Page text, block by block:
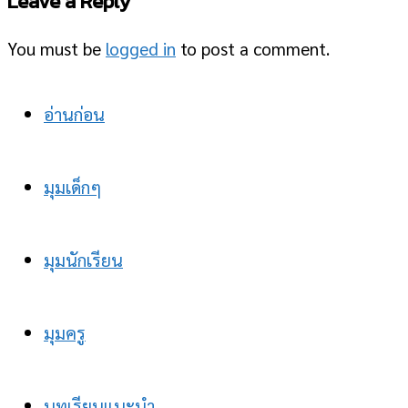
You must be logged in to post a comment.
อ่านก่อน
มุมเด็กๆ
มุมนักเรียน
มุมครู